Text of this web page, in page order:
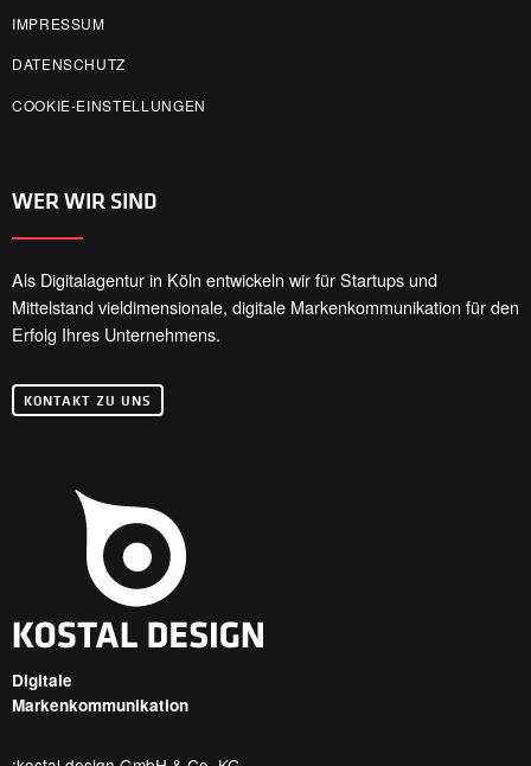
IMPRESSUM
DATENSCHUTZ
COOKIE-EINSTELLUNGEN
WER WIR SIND
Als Digitalagentur in Köln entwickeln wir für Startups und
Mittelstand vieldimensionale, digitale Markenkommunikation für den
Erfolg Ihres Unternehmens.
KONTAKT ZU UNS
Digitale
Markenkommunikation